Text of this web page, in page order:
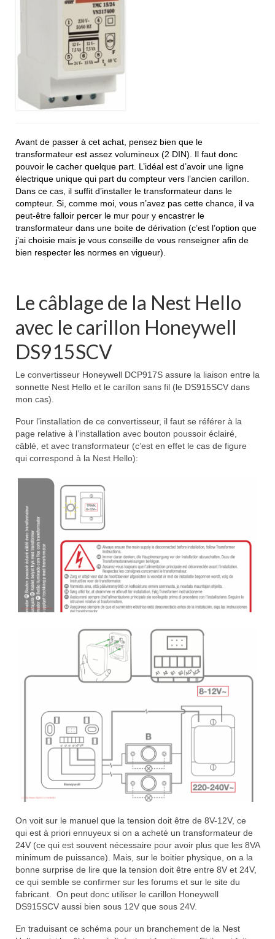
Avant de passer à cet achat, pensez bien que le
transformateur est assez volumineux (2 DIN). Il faut donc
pouvoir le cacher quelque part. L’idéal est d’avoir une ligne
électrique unique qui part du compteur vers l’ancien carillon.
Dans ce cas, il suffit d’installer le transformateur dans le
compteur. Si, comme moi, vous n’avez pas cette chance, il va
peut-être falloir percer le mur pour y encastrer le
transformateur dans une boite de dérivation (c’est l’option que
j’ai choisie mais je vous conseille de vous renseigner afin de
bien respecter les normes en vigueur).
Le câblage de la Nest Hello
avec le carillon Honeywell
DS915SCV
Le convertisseur Honeywell DCP917S assure la liaison entre la
sonnette Nest Hello et le carillon sans fil (le DS915SCV dans
mon cas).
Pour l’installation de ce convertisseur, il faut se référer à la
page relative à l’installation avec bouton poussoir éclairé,
câblé, et avec transformateur (c’est en effet le cas de figure
qui correspond à la Nest Hello):
On voit sur le manuel que la tension doit être de 8V-12V, ce
qui est à priori ennuyeux si on a acheté un transformateur de
24V (ce qui est souvent nécessaire pour avoir plus que les 8VA
minimum de puissance). Mais, sur le boitier physique, on a la
bonne surprise de lire que la tension doit être entre 8V et 24V,
ce qui semble se confirmer sur les forums et sur le site du
fabricant. On peut donc utiliser le carillon Honeywell
DS915SCV aussi bien sous 12V que sous 24V.
En traduisant ce schéma pour un branchement de la Nest